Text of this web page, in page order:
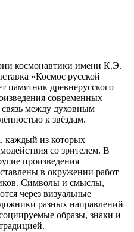
космонавтики имени К.Э.
«Космос русской
памятник древнерусского
современных
между духовным
к звёздам.
каждый из которых
со зрителем. В
произведения
в окружении работ
Символы и смыслы,
через визуальные
разных направлений
образы, знаки и